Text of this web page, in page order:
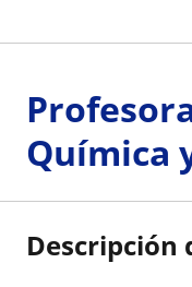
Química
Descripción